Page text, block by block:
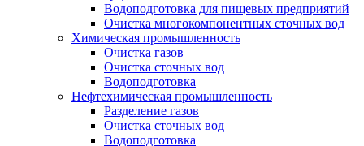
Водоподготовка для пищевых предприятий
Очистка многокомпонентных сточных вод
Химическая промышленность
Очистка газов
Очистка сточных вод
Водоподготовка
Нефтехимическая промышленность
Разделение газов
Очистка сточных вод
Водоподготовка